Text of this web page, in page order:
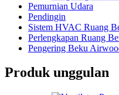
Pemurnian Udara
Pendingin
Sistem HVAC Ruang
Perlengkapan Ruang
Pengering Beku
Produk unggulan